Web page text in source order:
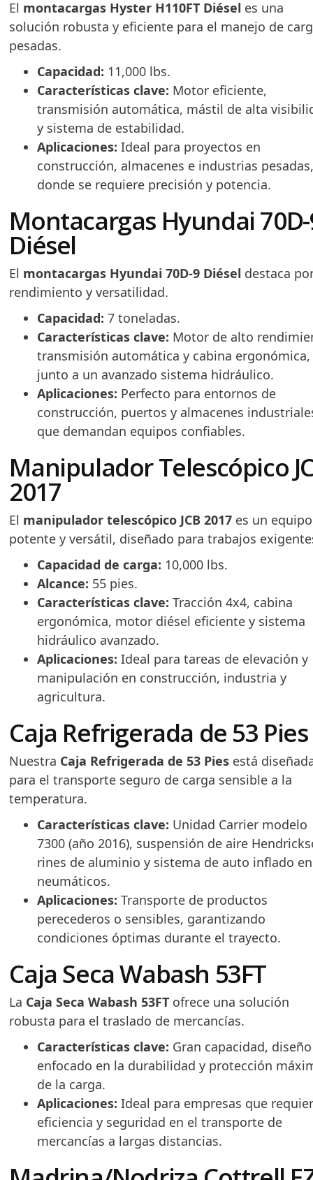
El montacargas Hyster H110FT Diésel es una
solución robusta y eficiente para el manejo de
pesadas.
Capacidad: 11,000 lbs.
Características clave: Motor eficiente,
transmisión automática, mástil de alta
y sistema de estabilidad.
Aplicaciones: Ideal para proyectos en
construcción, almacenes e industrias
donde se requiere precisión y potencia.
Montacargas Hyundai
Diésel
El montacargas Hyundai 70D-9 Diésel destaca
rendimiento y versatilidad.
Capacidad: 7 toneladas.
Características clave: Motor de alto
transmisión automática y cabina ergonómica,
junto a un avanzado sistema hidráulico.
Aplicaciones: Perfecto para entornos de
construcción, puertos y almacenes
que demandan equipos confiables.
Manipulador Telescópico
2017
El manipulador telescópico JCB 2017 es un equipo
potente y versátil, diseñado para trabajos
Capacidad de carga: 10,000 lbs.
Alcance: 55 pies.
Características clave: Tracción 4x4, cabina
ergonómica, motor diésel eficiente y sistema
hidráulico avanzado.
Aplicaciones: Ideal para tareas de elevación y
manipulación en construcción, industria y
agricultura.
Caja Refrigerada de 53 Pies
Nuestra Caja Refrigerada de 53 Pies está
para el transporte seguro de carga sensible a la
temperatura.
Características clave: Unidad Carrier modelo
7300 (año 2016), suspensión de aire
rines de aluminio y sistema de auto inflado en
neumáticos.
Aplicaciones: Transporte de productos
perecederos o sensibles, garantizando
condiciones óptimas durante el trayecto.
Caja Seca Wabash 53FT
La Caja Seca Wabash 53FT ofrece una solución
robusta para el traslado de mercancías.
Características clave: Gran capacidad, diseño
enfocado en la durabilidad y protección
de la carga.
Aplicaciones: Ideal para empresas que
eficiencia y seguridad en el transporte de
mercancías a largas distancias.